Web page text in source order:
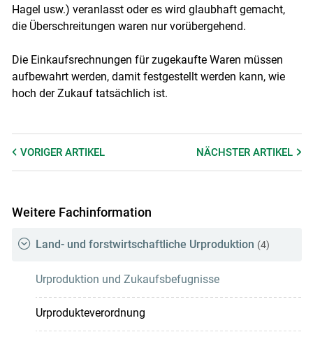
Hagel usw.) veranlasst oder es wird glaubhaft gemacht,
die Überschreitungen waren nur vorübergehend.
Die Einkaufsrechnungen für zugekaufte Waren müssen
aufbewahrt werden, damit festgestellt werden kann, wie
hoch der Zukauf tatsächlich ist.
VORIGER ARTIKEL NÄCHSTERARTIKEL
Weitere Fachinformation
Land- und forstwirtschaftliche Urproduktion (4)
Urproduktion und Zukaufsbefugnisse
Urprodukteverordnung